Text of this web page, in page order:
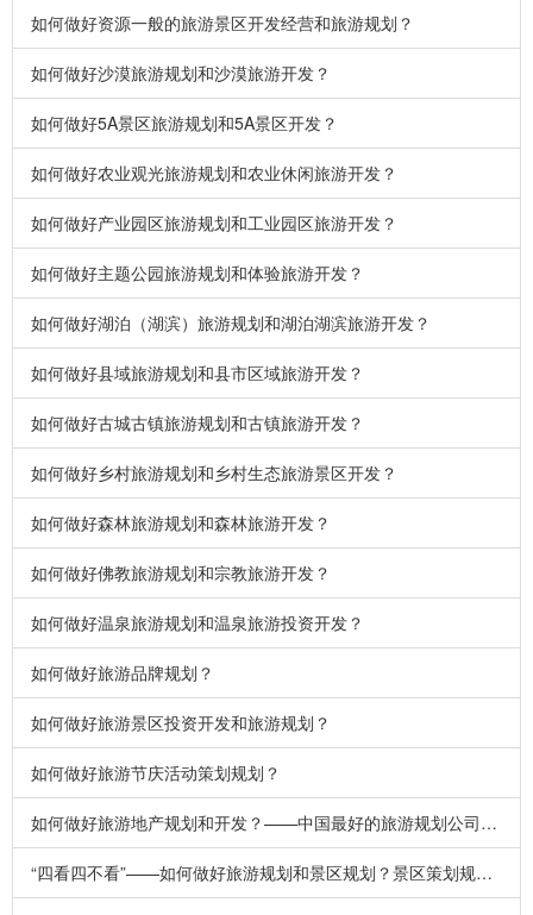
如何做好资源一般的旅游景区开发经营和旅游规划？
如何做好沙漠旅游规划和沙漠旅游开发？
如何做好5A景区旅游规划和5A景区开发？
如何做好农业观光旅游规划和农业休闲旅游开发？
如何做好产业园区旅游规划和工业园区旅游开发？
如何做好主题公园旅游规划和体验旅游开发？
如何做好湖泊（湖滨）旅游规划和湖泊湖滨旅游开发？
如何做好县域旅游规划和县市区域旅游开发？
如何做好古城古镇旅游规划和古镇旅游开发？
如何做好乡村旅游规划和乡村生态旅游景区开发？
如何做好森林旅游规划和森林旅游开发？
如何做好佛教旅游规划和宗教旅游开发？
如何做好温泉旅游规划和温泉旅游投资开发？
如何做好旅游品牌规划？
如何做好旅游景区投资开发和旅游规划？
如何做好旅游节庆活动策划规划？
如何做好旅游地产规划和开发？——中国最好的旅游规划公司告诉你
“四看四不看”——如何做好旅游规划和景区规划？景区策划规划如何成功？